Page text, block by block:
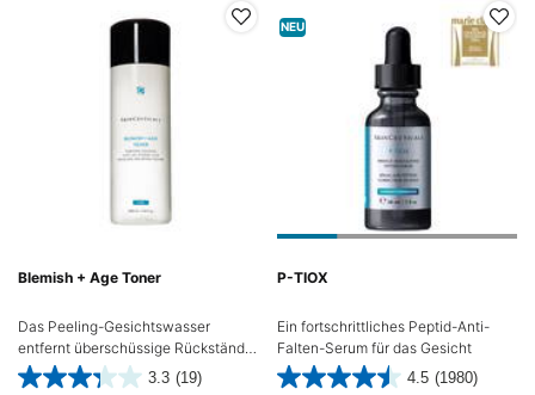
Blemish + Age Toner
Das Peeling-Gesichtswasser
entfernt überschüssige Rückstände
und oberflächliche Zellen, um die
Poren zu klären.
3.3 (19)
NEU
P-TIOX
Ein fortschrittliches Peptid-Anti-
Falten-Serum für das Gesicht
4.5 (1980)